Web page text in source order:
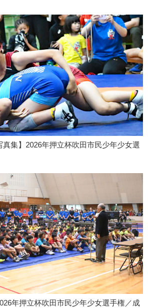
真集】2026年押立杯吹田市民少年少女選
年押立杯吹田市民少年少女選手権／成